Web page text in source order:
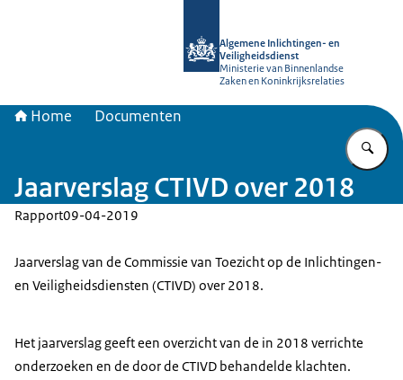
Algemene Inlichtingen- en
Veiligheidsdienst
Ministerie van Binnenlandse
Zaken en Koninkrijksrelaties
Home Documenten
Jaarverslag CTIVD over 2018
Rapport09-04-2019
Jaarverslag van de Commissie van Toezicht op de Inlichtingen-
en Veiligheidsdiensten (CTIVD) over 2018.
Het jaarverslag geeft een overzicht van de in 2018 verrichte
onderzoeken en de door de CTIVD behandelde klachten.